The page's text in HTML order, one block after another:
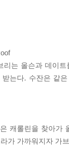
. 위기의 주부들>
Moments)
에서 기억에 남는
고의 장면들로 브
리는 올슨과 데이
는다. 수잔은 같
캐롤린을 찾아가
라가 가까워지자